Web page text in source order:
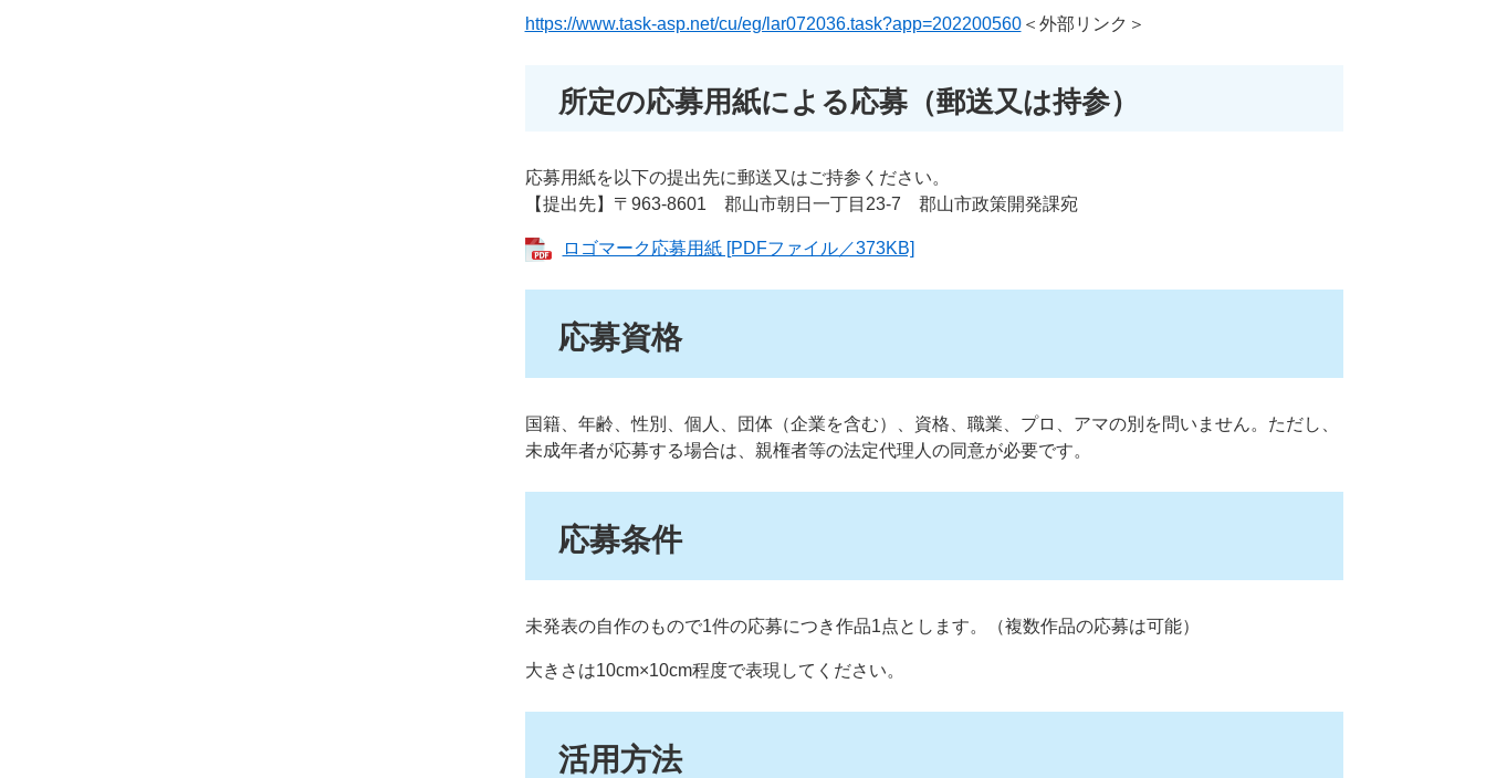
https://www.task-asp.net/cu/eg/lar072036.task?app=202200560＜外部リンク＞
所定の応募用紙による応募（郵送又は持参）
応募用紙を以下の提出先に郵送又はご持参ください。
【提出先】〒963-8601 郡山市朝日一丁目23-7 郡山市政策開発課宛
ロゴマーク応募用紙 [PDFファイル／373KB]
応募資格
国籍、年齢、性別、個人、団体（企業を含む）、資格、職業、プロ、アマの別を問いません。ただし、
未成年者が応募する場合は、親権者等の法定代理人の同意が必要です。
応募条件
未発表の自作のもので1件の応募につき作品1点とします。（複数作品の応募は可能）
大きさは10cm×10cm程度で表現してください。
活用方法